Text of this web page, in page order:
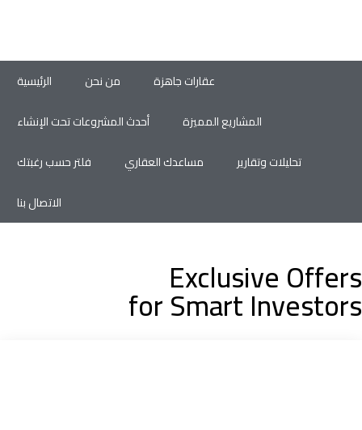
الرئيسية من نحن
عقارات جاهزة
أحدث المشروعات تحت الإنشاء
المشاريع المميزة
فلتر حسب رغبتك
مساعدك العقاري
تحليلات وتقارير
الاتصال بنا
Exclusive Offers
for Smart Investors